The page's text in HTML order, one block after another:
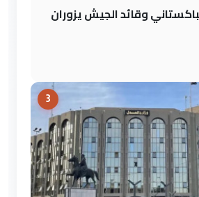
وقائد الجيش يزوران
3